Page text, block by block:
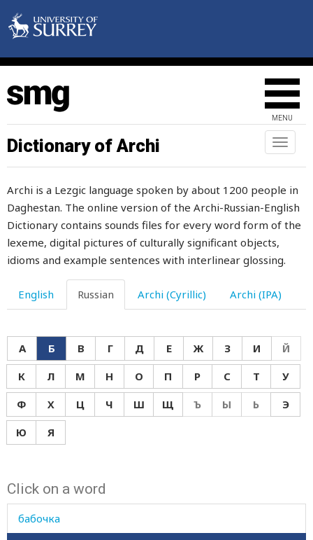
MENU
Toggle
Dictionary of Archi
Archi is a Lezgic language spoken by about 1200 people in
Daghestan. The online version of the Archi-Russian-English
Dictionary contains sounds files for every word form of the
lexeme, digital pictures of culturally significant objects,
idioms and example sentences with interlinear glossing.
English Russian Archi (Cyrillic) Archi (IPA)
А Б В Г Д Е Ж З И
Й
К
Л М Н О П Р С Т
У
Ф
Х Ц Ч Ш Щ Ъ Ы Ь
Э
Ю
Я
Click on a word
бабник
бабочка